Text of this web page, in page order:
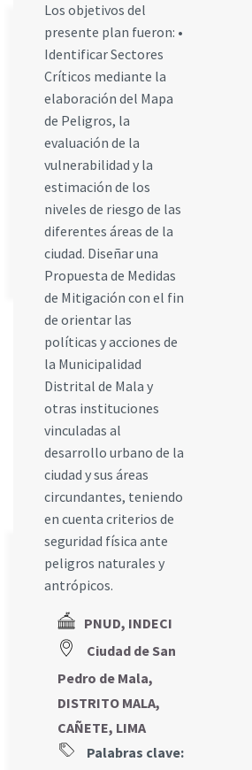
Los objetivos del
presente plan fueron: •
Identificar Sectores
Críticos mediante la
elaboración del Mapa
de Peligros, la
evaluación de la
vulnerabilidad y la
estimación de los
niveles de riesgo de las
diferentes áreas de la
ciudad. Diseñar una
Propuesta de Medidas
de Mitigación con el fin
de orientar las
políticas y acciones de
la Municipalidad
Distrital de Mala y
otras instituciones
vinculadas al
desarrollo urbano de la
ciudad y sus áreas
circundantes, teniendo
en cuenta criterios de
seguridad física ante
peligros naturales y
antrópicos.
PNUD, INDECI
Ciudad de San
Pedro de Mala,
DISTRITO MALA,
CAÑETE, LIMA
Palabras clave: